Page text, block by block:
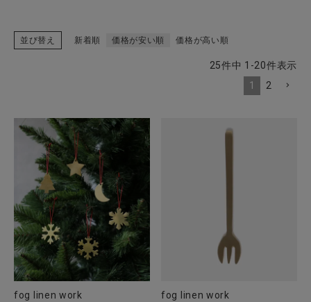
ナチュラル服
ファッション雑貨
生活雑貨
食品
ギフト
並び替え 新着順 価格が安い順 価格が高い順
25件中 1 -20件表示
1
2
fog linen work
fog linen work